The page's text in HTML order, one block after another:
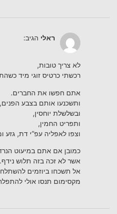
ראלי הגיב:
לא צריך טובות,
רכשתי כרטיס זוגי מיד
אתם חפשו את החברים.
ותשכנעו אותם בצבע הפנים,
ובשלשלת יוחסין,
ותפריט החמין,
וצפו לאפליה עפ”י דת, גזע
כמובן אם אתם במיעוט
אשר לא זכה בזה תלוש נידף.
אל תשכחו ביוזמים
מקסימום תנסו אולי